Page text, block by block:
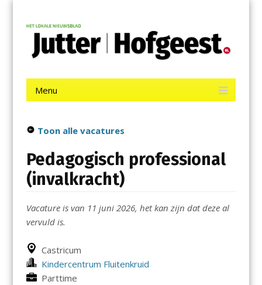
contentJutter | Hofgeest
Menu
Toon alle vacatures
Pedagogisch professional
(invalkracht)
Vacature is van 11 juni 2026, het kan zijn dat deze al
vervuld is.
Castricum
Kindercentrum Fluitenkruid
Parttime